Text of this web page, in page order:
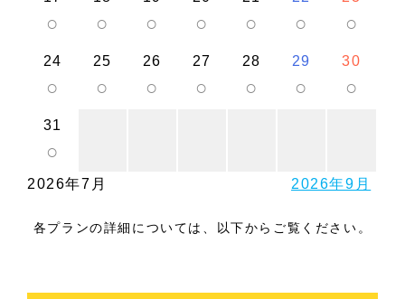
○ ○ ○ ○ ○ ○ ○
24
○
25
○
26
○
27
○
28
○
29
○
30
○
31
○
2026年7月 2026年9月
各プランの詳細については、以下からご覧ください。